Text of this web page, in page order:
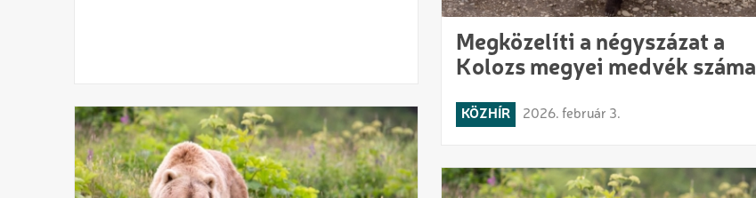
Megközelíti a négyszázat a
Kolozs megyei medvék száma
KÖZHÍR 2026. február 3.